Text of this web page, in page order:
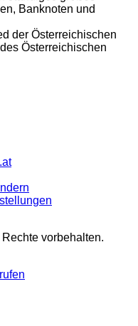
Banknoten und
der Österreichischen
Österreichischen
Rechte vorbehalten.